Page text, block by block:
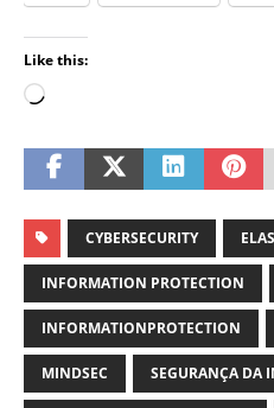
Like this:
CYBERSECURITY
INFORMATION PROTECTION
INFORMATIONPROTECTION
MINDSEC SEGURANÇA DA